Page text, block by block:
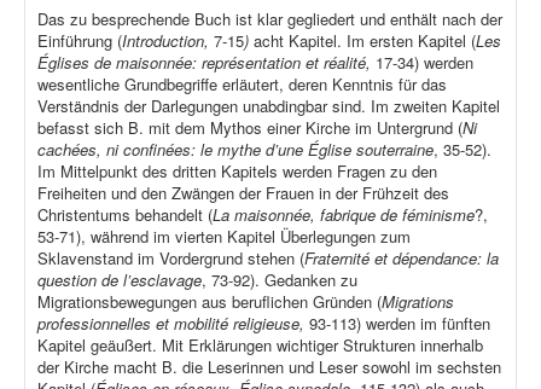
Das zu besprechende Buch ist klar gegliedert und enthält nach der
Einführung (Introduction, 7-15) acht Kapitel. Im ersten Kapitel (Les
Églises de maisonnée: représentation et réalité, 17-34) werden
wesentliche Grundbegriffe erläutert, deren Kenntnis für das
Verständnis der Darlegungen unabdingbar sind. Im zweiten Kapitel
befasst sich B. mit dem Mythos einer Kirche im Untergrund (Ni
cachées, ni confinées: le mythe d’une Église souterraine, 35-52).
Im Mittelpunkt des dritten Kapitels werden Fragen zu den
Freiheiten und den Zwängen der Frauen in der Frühzeit des
Christentums behandelt (La maisonnée, fabrique de féminisme?,
53-71), während im vierten Kapitel Überlegungen zum
Sklavenstand im Vordergrund stehen (Fraternité et dépendance: la
question de l’esclavage, 73-92). Gedanken zu
Migrationsbewegungen aus beruflichen Gründen (Migrations
professionnelles et mobilité religieuse, 93-113) werden im fünften
Kapitel geäußert. Mit Erklärungen wichtiger Strukturen innerhalb
der Kirche macht B. die Leserinnen und Leser sowohl im sechsten